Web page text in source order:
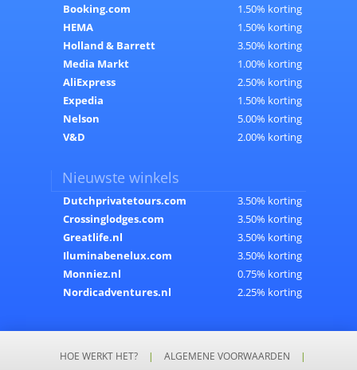
Booking.com
1.50% korting
HEMA
1.50% korting
Holland & Barrett
3.50% korting
Media Markt
1.00% korting
AliExpress
2.50% korting
Expedia
1.50% korting
Nelson
5.00% korting
V&D
2.00% korting
Nieuwste winkels
Dutchprivatetours.com
3.50% korting
Crossinglodges.com
3.50% korting
Greatlife.nl
3.50% korting
Iluminabenelux.com
3.50% korting
Monniez.nl
0.75% korting
Nordicadventures.nl
2.25% korting
HOE WERKT HET? | ALGEMENE VOORWAARDEN
|